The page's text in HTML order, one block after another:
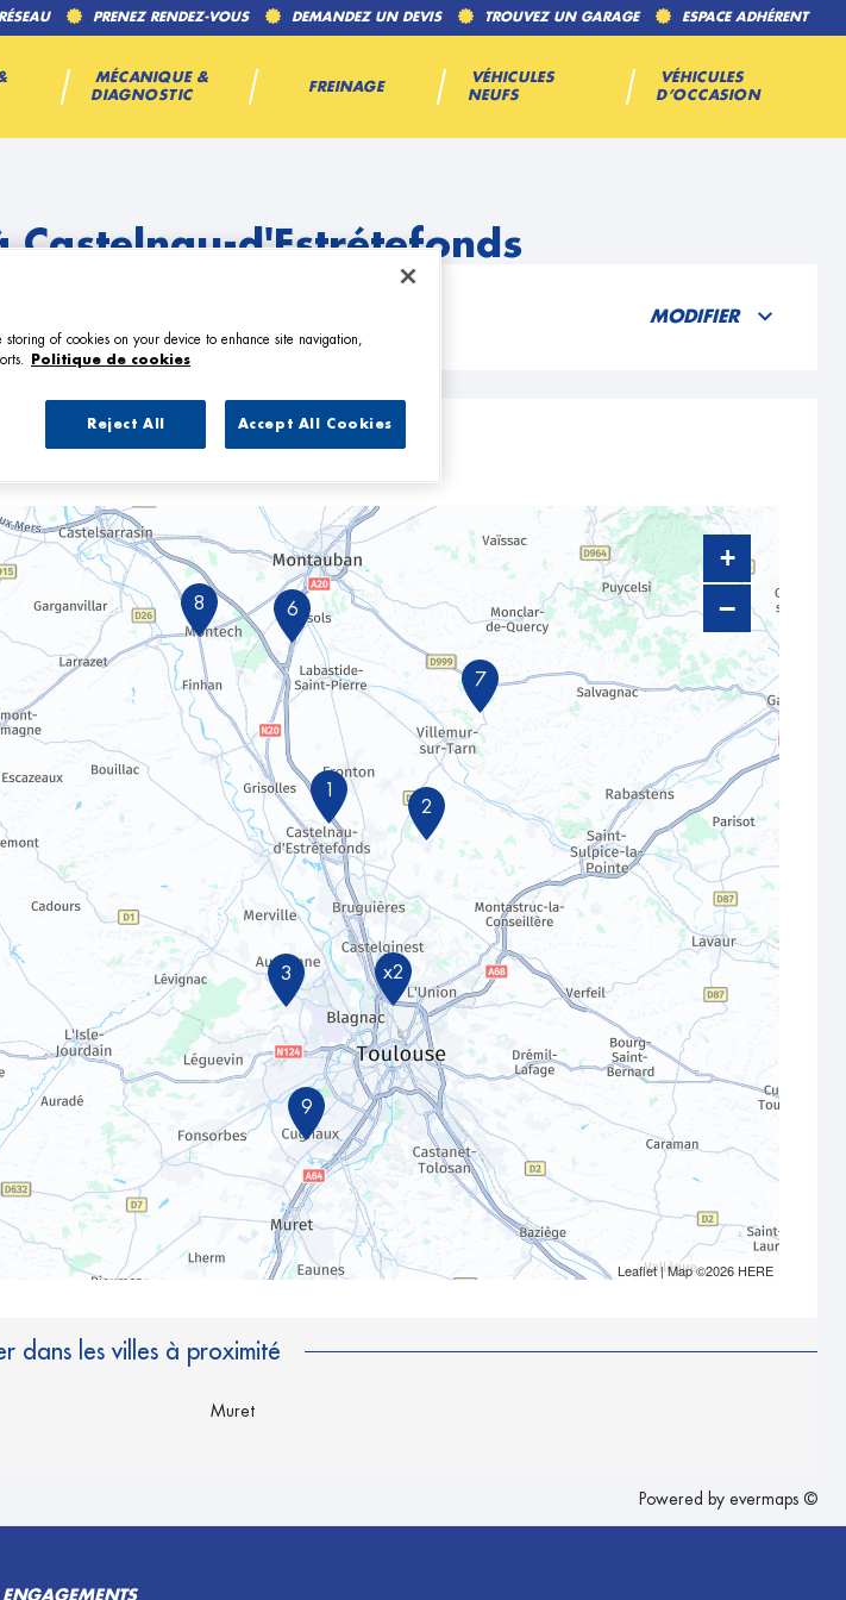
PRENEZ RENDEZ-VOUS DEMANDEZ UN DEVIS TROUVEZ UN GARAGE ESPACE ADHÉRENT
MÉCANIQUE &
DIAGNOSTIC
FREINAGE
VÉHICULES
NEUFS
VÉHICULES
D’OCCASION
Castelnau-d'Estrétefonds
MODIFIER
Castelnau-d'Estrétefonds
9
x2
7
3
2
1
8 6
+
−
Leaflet| Map ©2026 HERE
dans les villes à proximité
Muret
Powered by evermaps ©
of cookies on your device to enhance site navigation,
Politique de cookies
Reject All Accept All Cookies